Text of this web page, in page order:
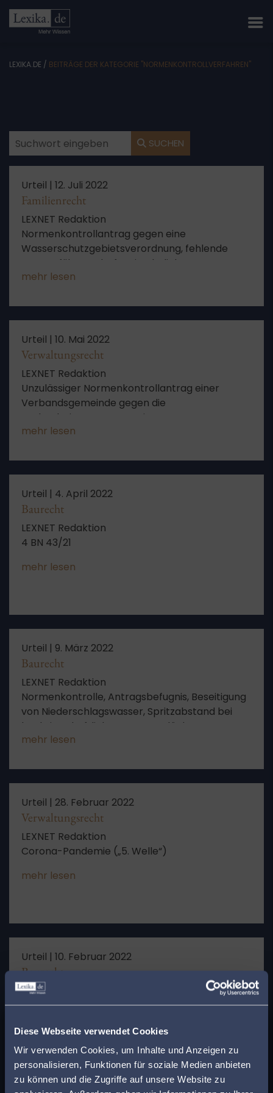
Diese Webseite verwendet Cookies
Wir verwenden Cookies, um Inhalte und Anzeigen zu
personalisieren, Funktionen für soziale Medien anbieten
zu können und die Zugriffe auf unsere Website zu
LEXIKA.DE / BEITRÄGE DER KATEGORIE "NORMENKONTROLLVERFAHREN"
SUCHEN
Urteil | 12. Juli 2022
Familienrecht
LEXNET Redaktion
Normenkontrollantrag gegen eine
Wasserschutzgebietsverordnung, fehlende
Prozessführungsbefugnis, eheliche
Gütergemeinschaft, gemeinschaftliche
Prozessstandschaft
mehr lesen
Urteil | 10. Mai 2022
Verwaltungsrecht
LEXNET Redaktion
Unzulässiger Normenkontrollantrag einer
Verbandsgemeinde gegen die
Ausbaubeitragssatzung einer
verbandsangehörigen Ortsgemeinde wegen
unzulässiger Rechtsausübung
mehr lesen
Urteil | 4. April 2022
Baurecht
LEXNET Redaktion
4 BN 43/21
mehr lesen
Urteil | 9. März 2022
Baurecht
LEXNET Redaktion
Normenkontrolle, Antragsbefugnis, Beseitigung
von Niederschlagswasser, Spritzabstand bei
landwirtschaftlich genutzten Flächen
mehr lesen
Urteil | 28. Februar 2022
Verwaltungsrecht
LEXNET Redaktion
Corona-Pandemie („5. Welle“)
mehr lesen
Urteil | 10. Februar 2022
Baurecht
LEXNET Redaktion
4 B 20/21
mehr lesen
Finden Sie den
passenden Anwalt in
Ihrer Nähe!